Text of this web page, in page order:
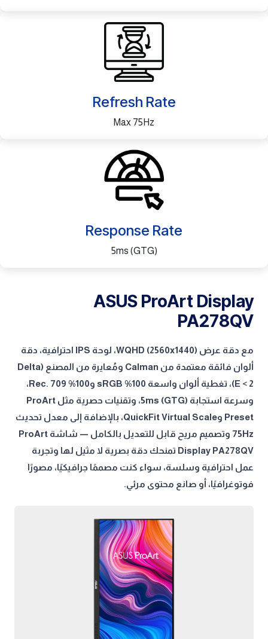
Refresh Rate
Max 75Hz
Response Rate
5ms (GTG)
ASUS ProArt Display
PA278QV
مع دقة عرض WQHD (2560x1440)، لوحة IPS احترافية، دقة
ألوان فائقة معتمدة من Calman ومُعايرة من المصنع (Delta
E < 2)، تغطية ألوان واسعة 100% sRGB و100% Rec. 709،
وسرعة استجابة 5ms (GTG)، وتقنيات حصرية مثل ProArt
Preset وQuickFit Virtual Scale، بالإضافة إلى معدل تحديث
75Hz وتصميم مريح قابل للتعديل بالكامل — شاشة ProArt
Display PA278QV تمنحك دقة بصرية لا مثيل لها وتجربة
عمل احترافية وسلسة، سواء كنت مصممًا جرافيكيًا، مصورًا
فوتوغرافيًا، أو صانع محتوى مرئي.